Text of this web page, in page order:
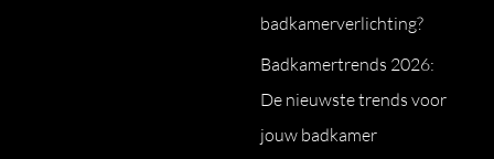
badkamerverlichting?
Badkamertrends 2026:
De nieuwste trends voor
jouw badkamer